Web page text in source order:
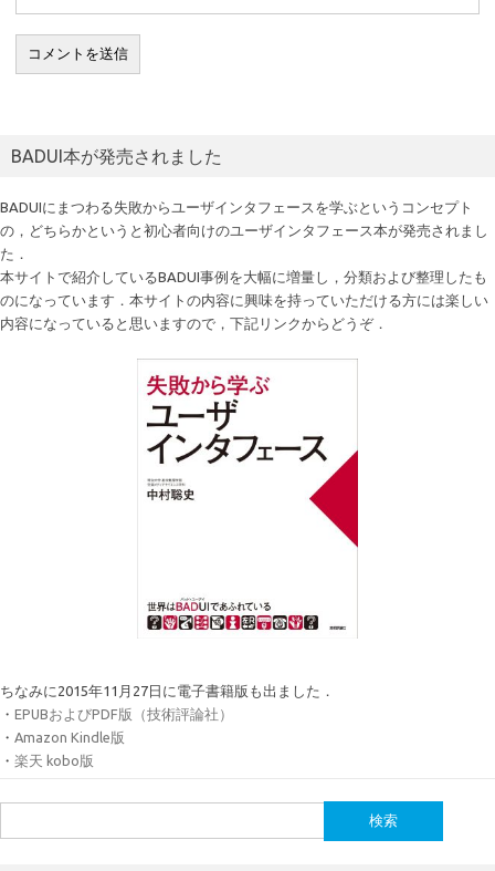
BADUI本が発売されました
BADUIにまつわる失敗からユーザインタフェースを学ぶというコンセプト
の，どちらかというと初心者向けのユーザインタフェース本が発売されまし
た．
本サイトで紹介しているBADUI事例を大幅に増量し，分類および整理したも
のになっています．本サイトの内容に興味を持っていただける方には楽しい
内容になっていると思いますので，下記リンクからどうぞ．
ちなみに2015年11月27日に電子書籍版も出ました．
・ EPUBおよびPDF版（技術評論社）
・ Amazon Kindle版
・ 楽天 kobo版
索: